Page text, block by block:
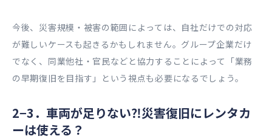
今後、災害規模・被害の範囲によっては、自社だけでの対応
が難しいケースも起きるかもしれません。グループ企業だけ
でなく、同業他社・官民などと協力することによって「業務
の早期復旧を目指す」という視点も必要になるでしょう。
2−3．車両が足りない⁈災害復旧にレンタカ
ーは使える？